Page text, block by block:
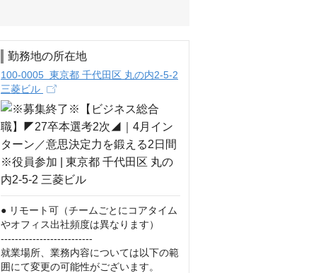
勤務地の所在地
100-0005 東京都 千代田区 丸の内2-5-2
三菱ビル
● リモート可（チームごとにコアタイム
やオフィス出社頻度は異なります）
--------------------------
就業場所、業務内容については以下の範
囲にて変更の可能性がございます。